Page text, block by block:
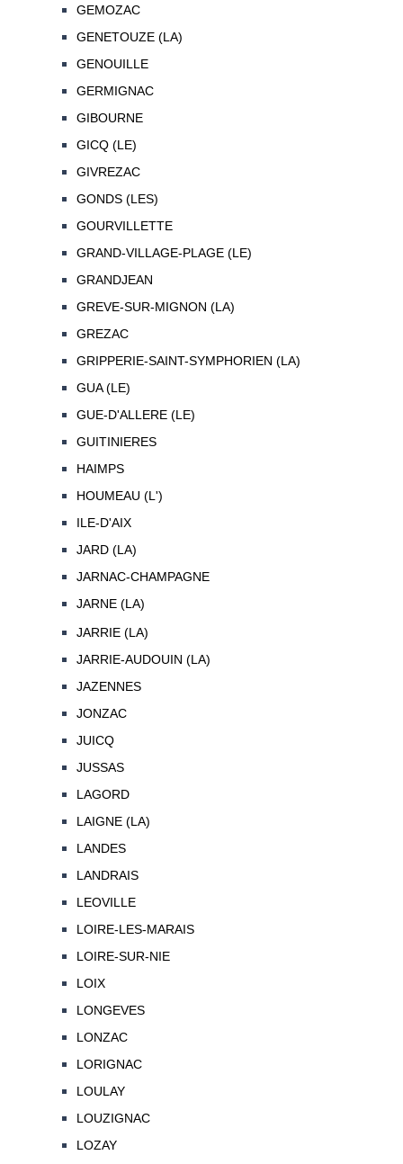
GEMOZAC
GENETOUZE (LA)
GENOUILLE
GERMIGNAC
GIBOURNE
GICQ (LE)
GIVREZAC
GONDS (LES)
GOURVILLETTE
GRAND-VILLAGE-PLAGE (LE)
GRANDJEAN
GREVE-SUR-MIGNON (LA)
GREZAC
GRIPPERIE-SAINT-SYMPHORIEN (LA)
GUA (LE)
GUE-D'ALLERE (LE)
GUITINIERES
HAIMPS
HOUMEAU (L')
ILE-D'AIX
JARD (LA)
JARNAC-CHAMPAGNE
JARNE (LA)
JARRIE (LA)
JARRIE-AUDOUIN (LA)
JAZENNES
JONZAC
JUICQ
JUSSAS
LAGORD
LAIGNE (LA)
LANDES
LANDRAIS
LEOVILLE
LOIRE-LES-MARAIS
LOIRE-SUR-NIE
LOIX
LONGEVES
LONZAC
LORIGNAC
LOULAY
LOUZIGNAC
LOZAY